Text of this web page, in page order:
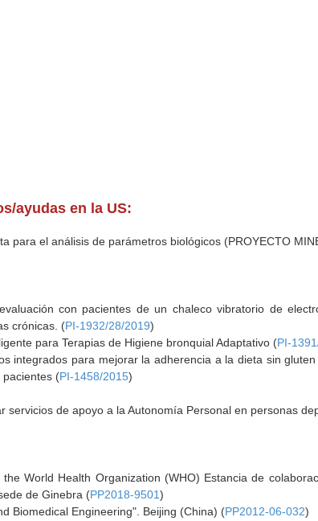
ayudas en la US:
para el análisis de parámetros biológicos (PROYECTO
con pacientes de un chaleco vibratorio de
crónicas. (PI-1932/28/2019)
para Terapias de Higiene bronquial Adaptativo (PI-
integrados para mejorar la adherencia a la dieta sin
pacientes (PI-1458/2015)
servicios de apoyo a la Autonomía Personal en personas
World Health Organization (WHO) Estancia de
de Ginebra (PP2018-9501)
Biomedical Engineering". Beijing (China) (PP2012-06-032)